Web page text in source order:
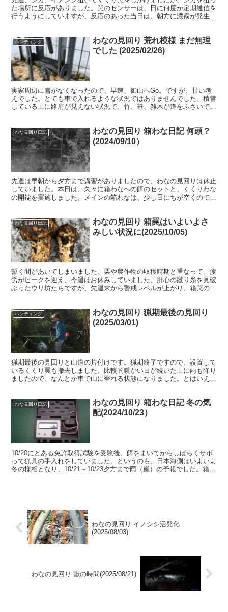
た場所に反応がありました。罠のセンサーは、日に何度か定期通信を
行うようにしていますが、反応のあった当日は、朝方に濃霧が発生し
ハンティング
わなの見回り 荒れ模様 まだ無理
でした (2025/02/26)
実家周辺に雪がなくなったので、早速、御山へGo。ですが、甘い考
えでした。とても車で入れるような状況ではありませんでした。積雪
している上に路肩が見えない状況で、竹、笹、雑木が道をふさいでい
わな見回り日記
わなの見回り 箱わな日記 何頭？
(2024/09/10）
先週は早朝から夕方まで講習がありましたので、わなの見回りは休止
していました。本日は、久々に箱わなへの餌のセットと、くくりわな
の開錠を実施しました。メインの箱わなは、少し日にちが空くので、
わな見回り日記
わなの見回り 箱罠はいよいよさ
みしい状況に(2025/10/05)
暫く間があいてしまいました。栗や農作物の収穫時期と重なって、疲
労がピークを迎え、今週はお休みしていました。肝心の蹴り糸を見破
ぶったウリ坊たちですが、先週末から警戒レベルが上がり、箱罠の中
ハンティング
わなの見回り 猟期最後の見回り
(2025/03/01)
猟期最後の見回りと山道の片付けです。猟期終了ですので、設置して
いるくくり罠も撤去しました。比較的暖かい日が続いた上に雨も降り
ましたので、なんとか車で山に登れる状態になりました。とはいえ、
わな見回り日記
わなの見回り 箱わな日記 冬の気
配(2024/10/23）
10/20にとある免許取得試験を受験後、餌をまいてからしばらくサボ
って猟具の手入れをしていました。というのも、日本海側はいよいよ
冬の様相となり、10/21～10/23夕方まで雨（嵐）の予報でした。箱わ
わなの見回り イノシシ活発化
(2025/08/03)
わなの見回り 獣の時間(2025/08/21)